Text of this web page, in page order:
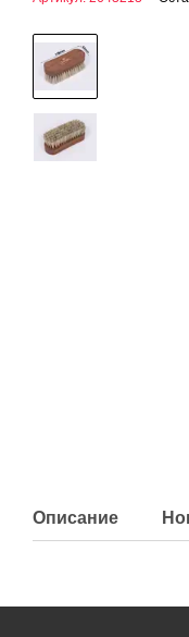
Описание